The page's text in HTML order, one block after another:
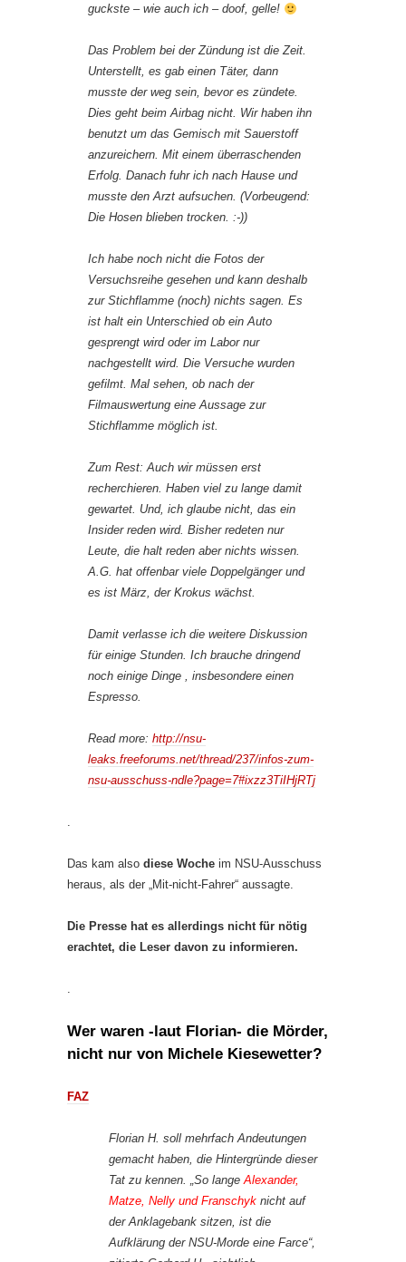
guckste – wie auch ich – doof, gelle!
Das Problem bei der Zündung ist die Zeit.
Unterstellt, es gab einen Täter, dann
musste der weg sein, bevor es zündete.
Dies geht beim Airbag nicht. Wir haben ihn
benutzt um das Gemisch mit Sauerstoff
anzureichern. Mit einem überraschenden
Erfolg. Danach fuhr ich nach Hause und
musste den Arzt aufsuchen. (Vorbeugend:
Die Hosen blieben trocken. :-))
Ich habe noch nicht die Fotos der
Versuchsreihe gesehen und kann deshalb
zur Stichflamme (noch) nichts sagen. Es
ist halt ein Unterschied ob ein Auto
gesprengt wird oder im Labor nur
nachgestellt wird. Die Versuche wurden
gefilmt. Mal sehen, ob nach der
Filmauswertung eine Aussage zur
Stichflamme möglich ist.
Zum Rest: Auch wir müssen erst
recherchieren. Haben viel zu lange damit
gewartet. Und, ich glaube nicht, das ein
Insider reden wird. Bisher redeten nur
Leute, die halt reden aber nichts wissen.
A.G. hat offenbar viele Doppelgänger und
es ist März, der Krokus wächst.
Damit verlasse ich die weitere Diskussion
für einige Stunden. Ich brauche dringend
noch einige Dinge , insbesondere einen
Espresso.
Read more: http://nsu-
leaks.freeforums.net/thread/237/infos-zum-
nsu-ausschuss-ndle?page=7#ixzz3TiIHjRTj
.
Das kam also diese Woche im NSU-Ausschuss
heraus, als der „Mit-nicht-Fahrer“ aussagte.
Die Presse hat es allerdings nicht für nötig
erachtet, die Leser davon zu informieren.
.
Wer waren -laut Florian- die Mörder,
nicht nur von Michele Kiesewetter?
FAZ
Florian H. soll mehrfach Andeutungen
gemacht haben, die Hintergründe dieser
Tat zu kennen. „So langeAlexander,
Matze, Nelly und Franschyk nicht auf
der Anklagebank sitzen, ist die
Aufklärung der NSU-Morde eine Farce“,